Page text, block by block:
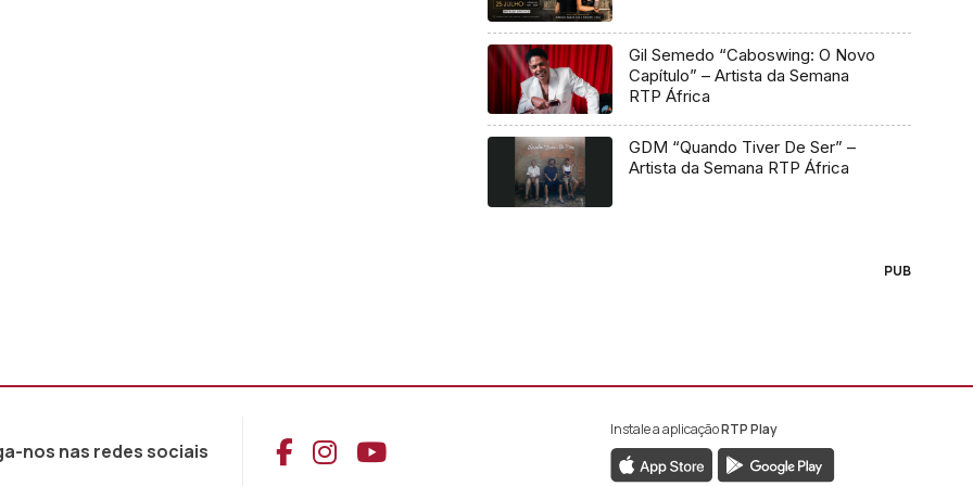
Gil Semedo “Caboswing: O Novo
Capítulo” – Artista da Semana
RTP África
GDM “Quando Tiver De Ser” –
Artista da Semana RTP África
PUB
nos nas redes sociais Aceder ao Facebook da RTP África
Aceder ao Instagram da RTP África
Aceder ao YouTube da RTP África
Instale a aplicaçãoRTP Play